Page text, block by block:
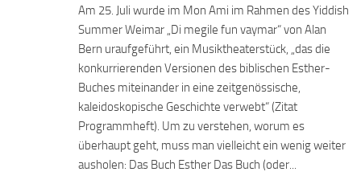
Am 25. Juli wurde im Mon Ami im Rahmen des Yiddish
Summer Weimar „Di megile fun vaymar“ von Alan
Bern uraufgeführt, ein Musiktheaterstück, „das die
konkurrierenden Versionen des biblischen Esther-
Buches miteinander in eine zeitgenössische,
kaleidoskopische Geschichte verwebt“ (Zitat
Programmheft). Um zu verstehen, worum es
überhaupt geht, muss man vielleicht ein wenig weiter
ausholen: Das Buch Esther Das Buch (oder...